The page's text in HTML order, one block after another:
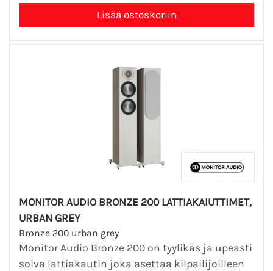
MONITOR AUDIO BRONZE 200 LATTIAKAIUTTIMET,
URBAN GREY
Bronze 200 urban grey
Monitor Audio Bronze 200 on tyylikäs ja upeasti
soiva lattiakautin joka asettaa kilpailijoilleen